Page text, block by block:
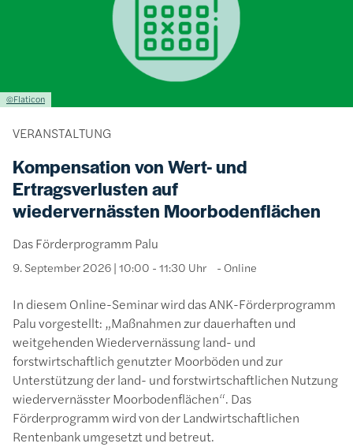
Lizenzinformationen einschließlich Urheberrecht
©Flaticon
VERANSTALTUNG
Kompensation von Wert- und
Ertragsverlusten auf
wiedervernässten Moorbodenflächen
Das Förderprogramm Palu
9. September 2026 | 10:00 - 11:30 Uhr Online
In diesem Online-Seminar wird das ANK-Förderprogramm
Palu vorgestellt: „Maßnahmen zur dauerhaften und
weitgehenden Wiedervernässung land- und
forstwirtschaftlich genutzter Moorböden und zur
Unterstützung der land- und forstwirtschaftlichen Nutzung
wiedervernässter Moorbodenflächen“. Das
Förderprogramm wird von der Landwirtschaftlichen
Rentenbank umgesetzt und betreut.